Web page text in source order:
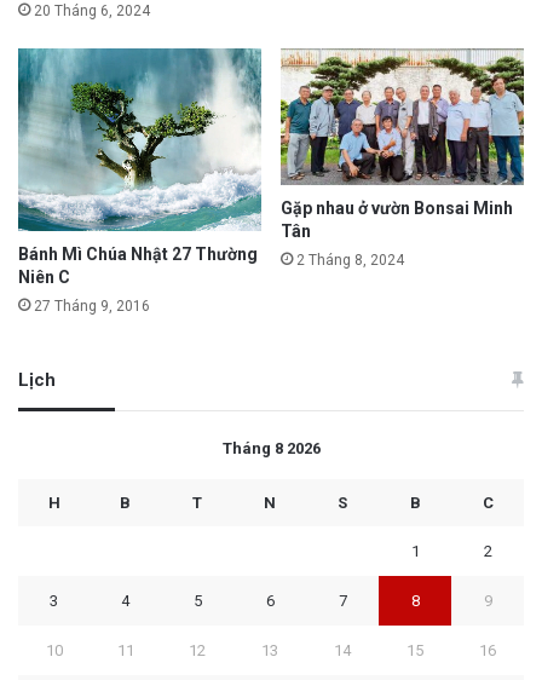
20 Tháng 6, 2024
Bánh Mì Chúa Nhật 27 Thường
Niên C
27 Tháng 9, 2016
Gặp nhau ở vườn Bonsai Minh
Tân
2 Tháng 8, 2024
Lịch
Tháng 8 2026
H B T N S B C
1 2
3 4 5 6 7 8 9
10 11 12 13 14 15 16